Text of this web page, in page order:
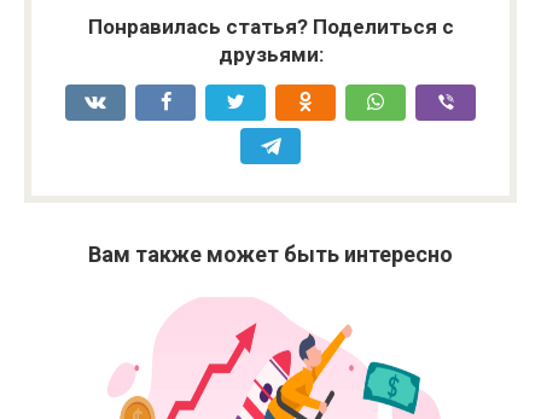
Понравилась статья? Поделиться с
друзьями:
Вам также может быть интересно